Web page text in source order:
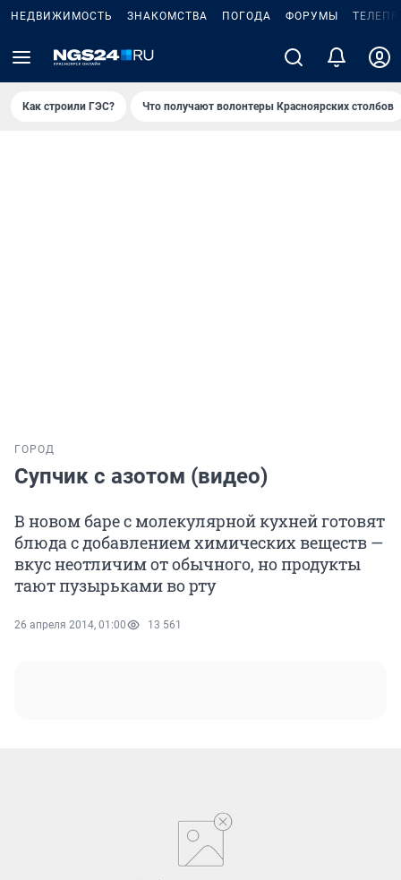
НЕДВИЖИМОСТЬ ЗНАКОМСТВА ПОГОДА ФОРУМЫ
Как строили ГЭС? Что получают волонтеры Красноярских столбов
ГОРОД
Супчик с азотом (видео)
В новом баре с молекулярной кухней готовят
блюда с добавлением химических веществ —
вкус неотличим от обычного, но продукты
тают пузырьками во рту
26 апреля 2014, 01:00 13 561